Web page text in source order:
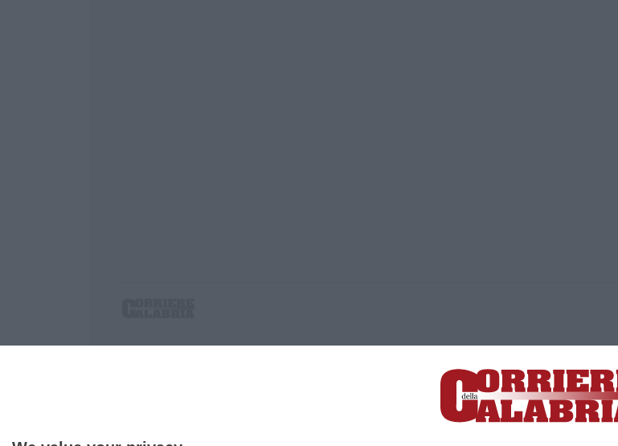
P.IVA. 03199620794, Via del mare 6/G, S.Eufemia, Lamezia Terme (CZ)
Iscrizione tribunale di Lamezia Terme 5/2011 - Direttore responsabile Paola Militano |Privacy